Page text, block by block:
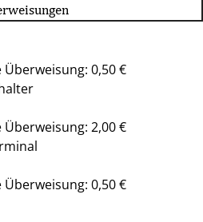
0,50 €
2,00 €
0,50 €